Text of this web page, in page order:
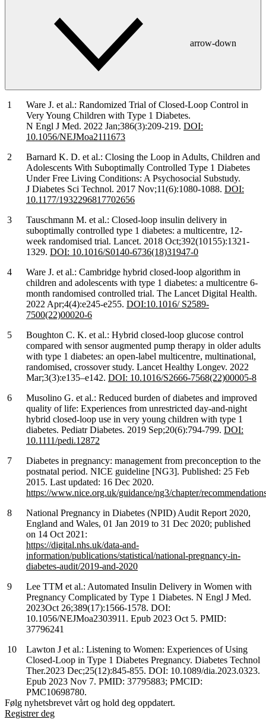
arrow-down
Ware J. et al.: Randomized Trial of Closed-Loop Control in
Very Young Children with Type 1 Diabetes.
N Engl J Med. 2022 Jan;386(3):209-219. DOI:
10.1056/NEJMoa2111673
Barnard K. D. et al.: Closing the Loop in Adults, Children and
Adolescents With Suboptimally Controlled Type 1 Diabetes
Under Free Living Conditions: A Psychosocial Substudy.
J Diabetes Sci Technol. 2017 Nov;11(6):1080-1088. DOI:
10.1177/1932296817702656
Tauschmann M. et al.: Closed-loop insulin delivery in
suboptimally controlled type 1 diabetes: a multicentre, 12-
week randomised trial. Lancet. 2018 Oct;392(10155):1321-
1329. DOI: 10.1016/S0140-6736(18)31947-0
Ware J. et al.: Cambridge hybrid closed-loop algorithm in
children and adolescents with type 1 diabetes: a multicentre 6-
month randomised controlled trial. The Lancet Digital Health.
2022 Apr;4(4):e245-e255. DOI:10.1016/ S2589-
7500(22)00020-6
Boughton C. K. et al.: Hybrid closed-loop glucose control
compared with sensor augmented pump therapy in older adults
with type 1 diabetes: an open-label multicentre, multinational,
randomised, crossover study. Lancet Healthy Longev. 2022
Mar;3(3):e135–e142. DOI: 10.1016/S2666-7568(22)00005-8
Musolino G. et al.: Reduced burden of diabetes and improved
quality of life: Experiences from unrestricted day-and-night
hybrid closed-loop use in very young children with type 1
diabetes. Pediatr Diabetes. 2019 Sep;20(6):794-799. DOI:
10.1111/pedi.12872
Diabetes in pregnancy: management from preconception to the
postnatal period. NICE guideline [NG3]. Published: 25 Feb
2015. Last updated: 16 Dec 2020.
https://www.nice.org.uk/guidance/ng3/chapter/
National Pregnancy in Diabetes (NPID) Audit Report 2020,
England and Wales, 01 Jan 2019 to 31 Dec 2020; published
on 14 Oct 2021:
https://digital.nhs.uk/data-and-
information/publications/statistical/national-pregnancy-in-
diabetes-audit/2019-and-2020
Lee TTM et al.: Automated Insulin Delivery in Women with
Pregnancy Complicated by Type 1 Diabetes. N Engl J Med.
2023Oct 26;389(17):1566-1578. DOI:
10.1056/NEJMoa2303911. Epub 2023 Oct 5. PMID:
37796241
Lawton J et al.: Listening to Women: Experiences of Using
Closed-Loop in Type 1 Diabetes Pregnancy. Diabetes Technol
Ther.2023 Dec;25(12):845-855. DOI: 10.1089/dia.2023.0323.
Epub 2023 Nov 7. PMID: 37795883; PMCID:
PMC10698780.
Følg nyhetsbrevet vårt og hold deg oppdatert.
Registrer deg